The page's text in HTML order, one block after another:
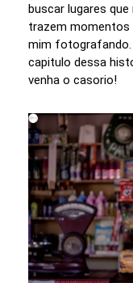
buscar lugares
trazem momentos
mim fotografando.
capitulo dessa
venha o casorio!